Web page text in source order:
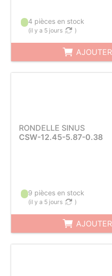
4 pièces en stock
(il y a 5 jours )
RONDELLE SINUS
CSW-12.45-5.87-0.38
9 pièces en stock
(il y a 5 jours )